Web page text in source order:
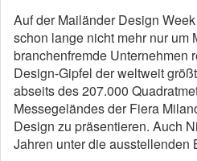
Auf der Mailänder Design
schon lange nicht mehr nur um
branchenfremde Unternehmen
Design-Gipfel der weltweit
abseits des 207.000
Messegeländes der Fiera
Design zu präsentieren. Auch
Jahren unter die ausstellenden